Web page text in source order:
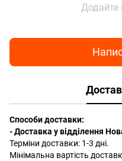
Додайте
Способи доставки:
- Доставка у відділення
Терміни доставки: 1-3 дні.
Мінімальна вартість